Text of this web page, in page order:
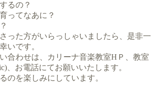
るの？
ってなあに？
った方がいらっしゃいましたら、是非一
いです。
合わせは、カリーナ音楽教室HＰ、教室
、お電話にてお願いいたします。
のを楽しみにしています。